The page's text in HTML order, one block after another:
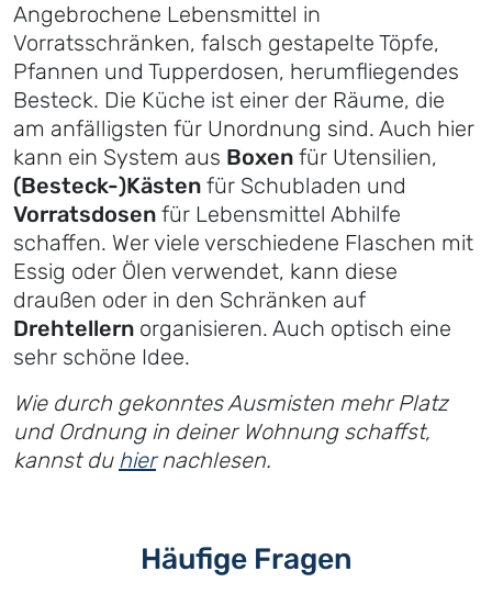
Angebrochene Lebensmittel in
Vorratsschränken, falsch gestapelte Töpfe,
Pfannen und Tupperdosen, herumfliegendes
Besteck. Die Küche ist einer der Räume, die
am anfälligsten für Unordnung sind. Auch hier
kann ein System aus Boxen für Utensilien,
(Besteck-)Kästen für Schubladen und
Vorratsdosen für Lebensmittel Abhilfe
schaffen. Wer viele verschiedene Flaschen mit
Essig oder Ölen verwendet, kann diese
draußen oder in den Schränken auf
Drehtellern organisieren. Auch optisch eine
sehr schöne Idee.
Wie durch gekonntes Ausmisten mehr Platz
und Ordnung in deiner Wohnung schaffst,
kannst du hiernachlesen.
Häufige Fragen